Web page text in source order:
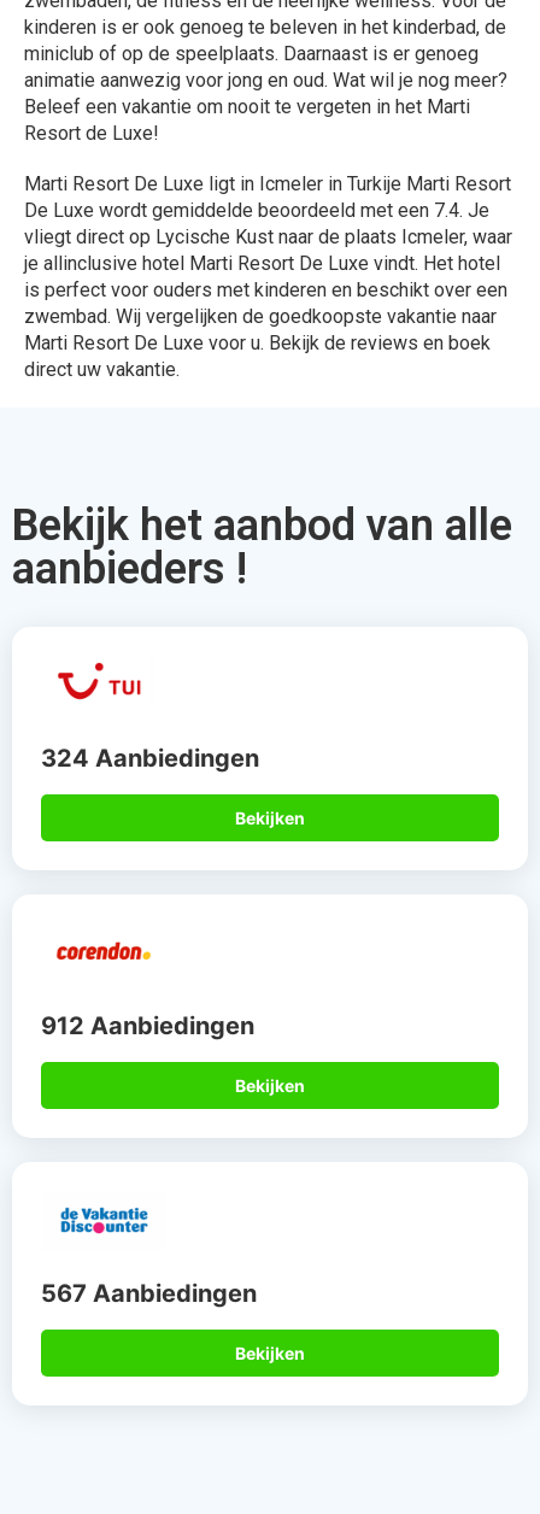
kinderen is er ook genoeg te beleven in het kinderbad, de
miniclub of op de speelplaats. Daarnaast is er genoeg
animatie aanwezig voor jong en oud. Wat wil je nog meer?
Beleef een vakantie om nooit te vergeten in het Marti
Resort de Luxe!
Marti Resort De Luxe ligt in Icmeler in Turkije Marti Resort
De Luxe wordt gemiddelde beoordeeld met een 7.4. Je
vliegt direct op Lycische Kust naar de plaats Icmeler, waar
je allinclusive hotel Marti Resort De Luxe vindt. Het hotel
is perfect voor ouders met kinderen en beschikt over een
zwembad. Wij vergelijken de goedkoopste vakantie naar
Marti Resort De Luxe voor u. Bekijk de reviews en boek
direct uw vakantie.
Bekijk het aanbod van alle
aanbieders !
324 Aanbiedingen
Bekijken
912 Aanbiedingen
Bekijken
567 Aanbiedingen
Bekijken